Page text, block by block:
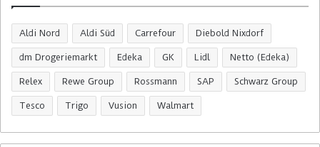
Aldi Nord Aldi Süd Carrefour Diebold Nixdorf
dm Drogeriemarkt Edeka GK Lidl Netto (Edeka)
Relex Rewe Group Rossmann SAP Schwarz Group
Tesco Trigo Vusion Walmart